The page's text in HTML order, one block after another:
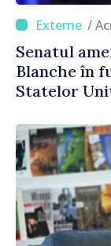
/
Senatul
Blanche în
Statelor